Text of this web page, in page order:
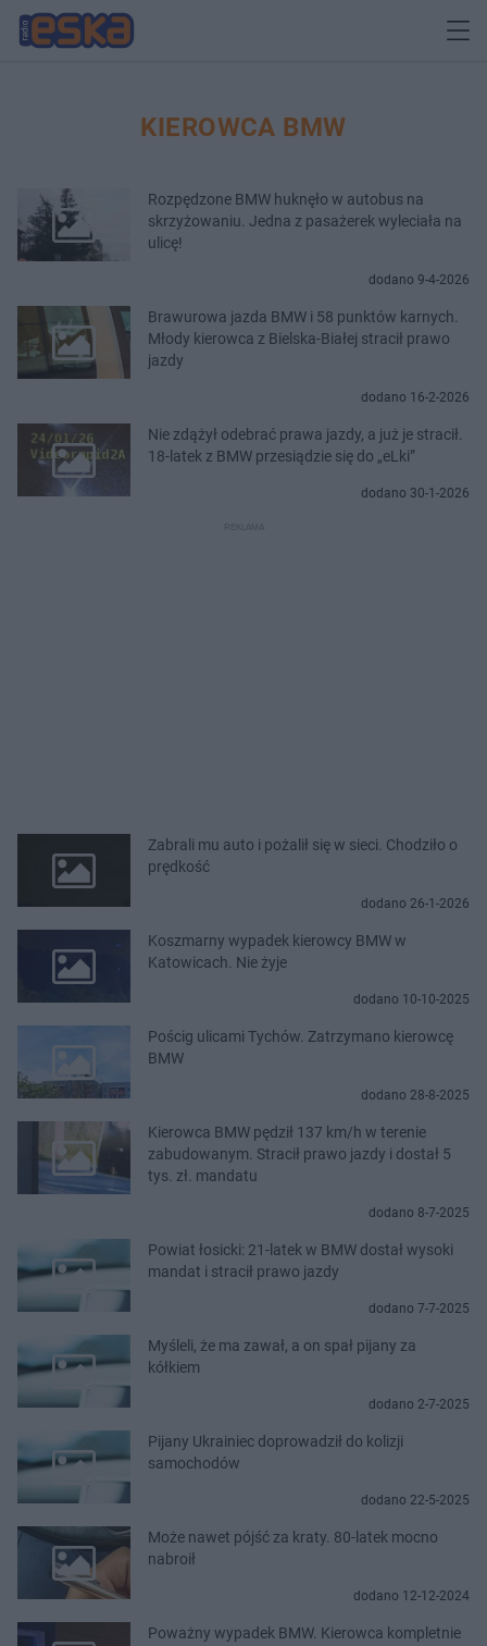
KIEROWCA BMW
Rozpędzone BMW huknęło w autobus na
skrzyżowaniu. Jedna z pasażerek wyleciała na
ulicę!
dodano 9-4-2026
Brawurowa jazda BMW i 58 punktów karnych.
Młody kierowca z Bielska-Białej stracił prawo
jazdy
dodano 16-2-2026
Nie zdążył odebrać prawa jazdy, a już je stracił.
18-latek z BMW przesiądzie się do „eLki”
dodano 30-1-2026
Zabrali mu auto i pożalił się w sieci. Chodziło o
prędkość
dodano 26-1-2026
Koszmarny wypadek kierowcy BMW w
Katowicach. Nie żyje
dodano 10-10-2025
Pościg ulicami Tychów. Zatrzymano kierowcę
BMW
dodano 28-8-2025
Kierowca BMW pędził 137 km/h w terenie
zabudowanym. Stracił prawo jazdy i dostał 5
tys. zł. mandatu
dodano 8-7-2025
Powiat łosicki: 21-latek w BMW dostał wysoki
mandat i stracił prawo jazdy
dodano 7-7-2025
Myśleli, że ma zawał, a on spał pijany za
kółkiem
dodano 2-7-2025
Pijany Ukrainiec doprowadził do kolizji
samochodów
dodano 22-5-2025
Może nawet pójść za kraty. 80-latek mocno
nabroił
dodano 12-12-2024
Poważny wypadek BMW. Kierowca kompletnie